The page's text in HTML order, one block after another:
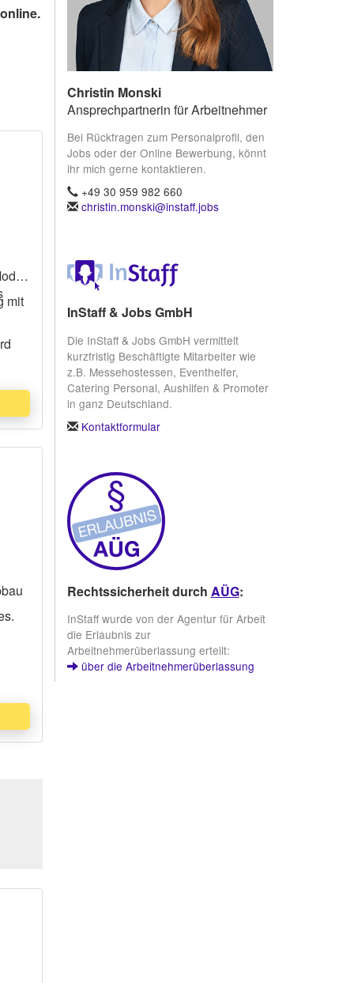
mit
Christin Monski
Ansprechpartnerin für Arbeitnehmer
Bei Rückfragen zum Personalprofil, den
Jobs oder der Online Bewerbung, könnt
ihr mich gerne kontaktieren.
+49 30 959 982 660
christin.monski@instaff.jobs
InStaff & Jobs GmbH
Die InStaff & Jobs GmbH vermittelt
kurzfristig Beschäftigte Mitarbeiter wie
z.B. Messehostessen, Eventhelfer,
Catering Personal, Aushilfen & Promoter
in ganz Deutschland.
Kontaktformular
Rechtssicherheit durch AÜG:
InStaff wurde von der Agentur für Arbeit
die Erlaubnis zur
Arbeitnehmerüberlassung erteilt:
über die Arbeitnehmerüberlassung